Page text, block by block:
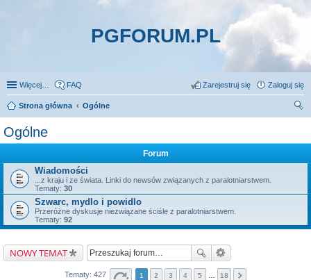
PGFORUM.PL
Więcej… FAQ Zaloguj się
Zarejestruj się
Strona główna
Ogólne
Ogólne
Forum
Wiadomości
...z kraju i ze świata. Linki do newsów związanych z paralotniarstwem.
Tematy: 30
Szwarc, mydlo i powidlo
Przeróżne dyskusje niezwiązane ściśle z paralotniarstwem.
Tematy: 92
NOWY TEMAT
Tematy: 427 1 2 3 4 5 18